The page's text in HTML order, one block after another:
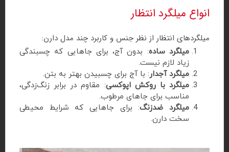
انواع میلگرد انتظار
میلگردهای انتظار از نظر جنس و کاربرد چند مدل دارن:
میلگرد ساده: بدون آج، برای جاهایی که چسبندگی
زیاد لازم نیست.
میلگرد آجدار: با آج برای چسبیدن بهتر به بتن.
میلگرد با روکش اپوکسی: مقاوم در برابر زنگ‌زدگی،
مناسب برای جاهای مرطوب.
میلگرد ضدزنگ: برای جاهایی که شرایط محیطی
سخت دارن.